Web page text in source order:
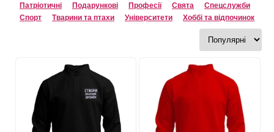
Патріотичні
Подарункові Професії Свята
Спецслужби
Спорт
Тварини та птахи Університети Хоббі та відпочинок